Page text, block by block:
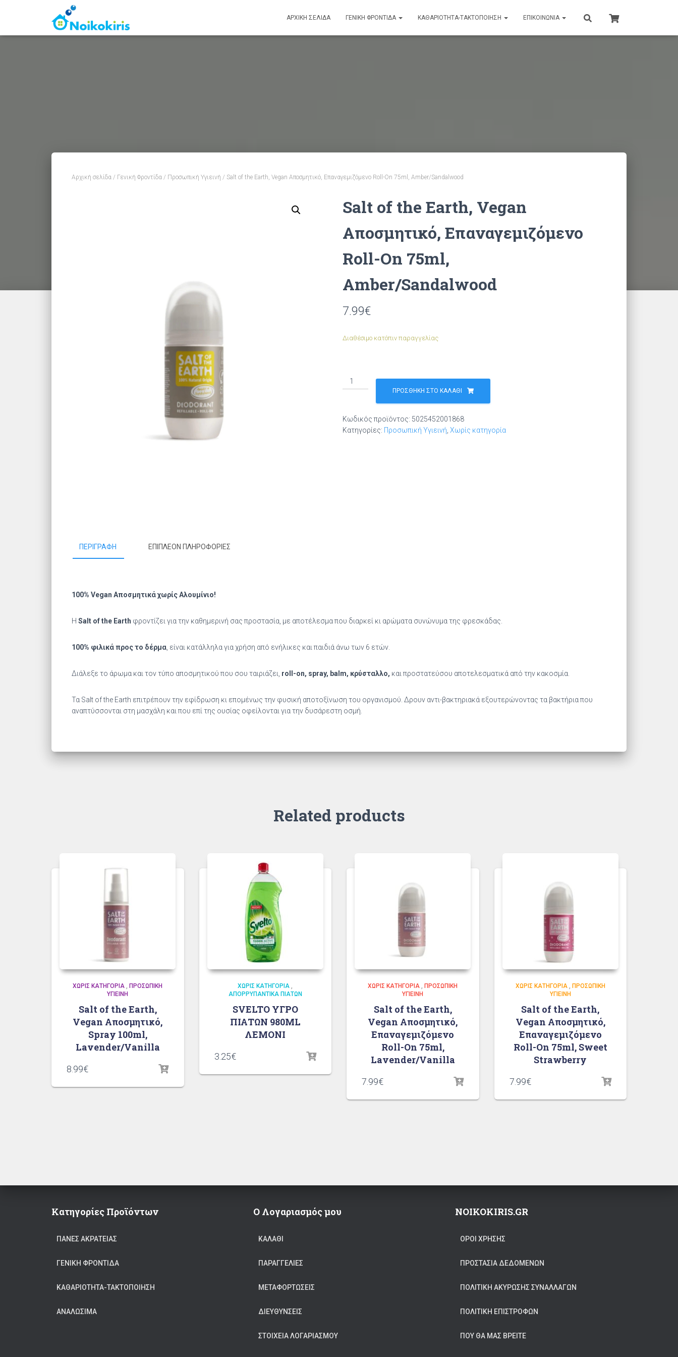
ΑΡΧΙΚΉ ΣΕΛΊΔΑ ΓΕΝΙΚΉ ΦΡΟΝΤΊΔΑ ΚΑΘΑΡΙΟΤΗΤΑ-ΤΑΚΤΟΠΟΙΗΣΗ ΕΠΙΚΟΙΝΩΝΊΑ
Αρχική σελίδα / Γενική Φροντίδα / Προσωπική Υγιεινή / Salt of the Earth, Vegan Αποσμητικό, Επαναγεμιζόμενο Roll-On 75ml, Amber/Sandalwood
Salt of the Earth, Vegan
Αποσμητικό, Επαναγεμιζόμενο
Roll-On 75ml,
Amber/Sandalwood
7.99€
Διαθέσιμο κατόπιν παραγγελίας
Salt
of
Vegan
Αποσμητικό,
ΠΡΟΣΘΉΚΗ ΣΤΟ ΚΑΛΆΘΙ
Κωδικός προϊόντος: 5025452001868
Κατηγορίες: Προσωπική Υγιεινή Χωρίς κατηγορία
ΠΕΡΙΓΡΑΦΉ ΕΠΙΠΛΈΟΝ ΠΛΗΡΟΦΟΡΊΕΣ
100% Vegan Αποσμητικά χωρίς Αλουμίνιο!
Η Salt of the Earth φροντίζει για την καθημερινή σας προστασία, με αποτέλεσμα που διαρκεί κι αρώματα συνώνυμα της φρεσκάδας.
100% φιλικά προς το δέρμα, είναι κατάλληλα για χρήση από ενήλικες και παιδιά άνω των 6 ετών.
Διάλεξε το άρωμα και τον τύπο αποσμητικού που σου ταιριάζει, roll-on, spray, balm, κρύσταλλο, και προστατεύσου αποτελεσματικά από την κακοσμία.
Τα Salt of the Earth επιτρέπουν την εφίδρωση κι επομένως την φυσική αποτοξίνωση του οργανισμού. Δρουν αντι-βακτηριακά εξουτερώνοντας τα βακτήρια που
αναπτύσσονται στη μασχάλη και που επί της ουσίας οφείλονται για την δυσάρεστη οσμή.
Related products
ΧΩΡΊΣ ΚΑΤΗΓΟΡΊΑ , ΠΡΟΣΩΠΙΚΉ
ΥΓΙΕΙΝΉ
Salt of the Earth,
Vegan Αποσμητικό,
Spray 100ml,
Lavender/Vanilla
8.99€
ΧΩΡΊΣ ΚΑΤΗΓΟΡΊΑ ,
ΑΠΟΡΡΥΠΑΝΤΙΚΆ ΠΙΆΤΩΝ
SVELTO ΥΓΡΟ
ΠΙΑΤΩΝ 980ML
ΛΕΜΟΝΙ
3.25€
ΧΩΡΊΣ ΚΑΤΗΓΟΡΊΑ , ΠΡΟΣΩΠΙΚΉ
ΥΓΙΕΙΝΉ
Salt of the Earth,
Vegan Αποσμητικό,
Επαναγεμιζόμενο
Roll-On 75ml,
Lavender/Vanilla
7.99€
ΧΩΡΊΣ ΚΑΤΗΓΟΡΊΑ, ΠΡΟΣΩΠΙΚΉ
ΥΓΙΕΙΝΉ
Salt of the Earth,
Vegan Αποσμητικό,
Επαναγεμιζόμενο
Roll-On 75ml, Sweet
Strawberry
7.99€
Κατηγορίες Προϊόντων
ΠΆΝΕΣ ΑΚΡΆΤΕΙΑΣ
ΓΕΝΙΚΉ ΦΡΟΝΤΊΔΑ
ΚΑΘΑΡΙΟΤΗΤΑ-ΤΑΚΤΟΠΟΙΗΣΗ
ΑΝΑΛΏΣΙΜΑ
Ο Λογαριασμός μου
ΚΑΛΆΘΙ
ΠΑΡΑΓΓΕΛΊΕΣ
ΜΕΤΑΦΟΡΤΏΣΕΙΣ
ΔΙΕΥΘΎΝΣΕΙΣ
ΣΤΟΙΧΕΊΑ ΛΟΓΑΡΙΑΣΜΟΎ
NOIKOKIRIS.GR
ΟΡΟΙ ΧΡΗΣΗΣ
ΠΡΟΣΤΑΣΊΑ ΔΕΔΟΜΈΝΩΝ
ΠΟΛΙΤΙΚΉ ΑΚΎΡΩΣΗΣ ΣΥΝΑΛΛΑΓΏΝ
ΠΟΛΙΤΙΚΉ ΕΠΙΣΤΡΟΦΏΝ
ΠΟΥ ΘΑ ΜΑΣ ΒΡΕΊΤΕ